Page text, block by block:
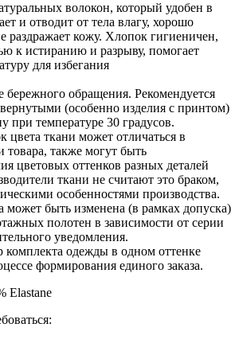
волокон, который удобен в
и отводит от тела влагу, хорошо
раздражает кожу. Хлопок гигиеничен,
к истиранию и разрыву, помогает
для избегания
бережного обращения. Рекомендуется
(особенно изделия с принтом)
при температуре 30 градусов.
ткани может отличаться в
товара, также могут быть
цветовых оттенков разных деталей
ткани не считают это браком,
особенностями производства.
может быть изменена (в рамках допуска)
полотен в зависимости от серии
уведомления.
комплекта одежды в одном оттенке
формирования единого заказа.
Elastane